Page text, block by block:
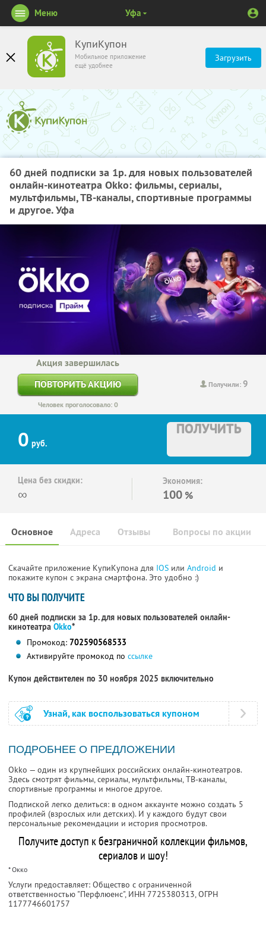
КупиКупон
Мобильное приложение
ещё удобнее
Загрузить
Меню Уфа
60 дней подписки за 1р. для новых пользователей
онлайн-кинотеатра Okko: фильмы, сериалы,
мультфильмы, ТВ-каналы, спортивные программы
и другое. Уфа
Получили:9
Акция завершилась
ПОВТОРИТЬ АКЦИЮ
Человек проголосовало: 0
0 руб.
ПОЛУЧИТЬ
Цена без скидки:
∞
Экономия:
100 %
Основное Отзывы Вопросы по акции
Адреса
Скачайте приложение КупиКупона для IOS или Android и
покажите купон с экрана смартфона. Это удобно :)
ЧТО ВЫ ПОЛУЧИТЕ
60 дней подписки за 1р. для новых пользователей онлайн-
кинотеатра Okko*
Промокод: 702590568533
Активируйте промокод по ссылке
Купон действителен по 30 ноября 2025 включительно
Узнай, как воспользоваться купоном
ПОДРОБНЕЕ О ПРЕДЛОЖЕНИИ
Okko — один из крупнейших российских онлайн-кинотеатров.
Здесь смотрят фильмы, сериалы, мультфильмы, ТВ-каналы,
спортивные программы и многое другое.
Подпиской легко делиться: в одном аккаунте можно создать 5
профилей (взрослых или детских). И у каждого будут свои
персональные рекомендации и история просмотров.
Получите доступ к безграничной коллекции фильмов,
сериалов и шоу!
* Окко
Услуги предоставляет: Общество с ограниченной
ответственностью "Перфлюенс", ИНН 7725380313, ОГРН
1177746601757